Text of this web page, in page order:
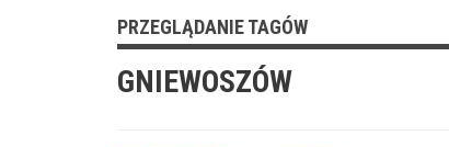
PRZEGLĄDANIE TAGÓW
GNIEWOSZÓW